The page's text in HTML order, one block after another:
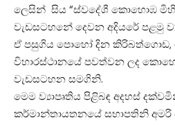
ලෙසින් සිය “ස්වදේශී කොහොඹ
වැඩසටහනේ දෙවන අදියරේ පළමු
ඒ පසුගිය පොහෝ දින කිරිබත්ගොඩ,
විහාරස්ථානයේ පවත්වන ලද
වැඩසටහන සමගිනි.
මෙම ව්‍යාපෘතිය පිළිබඳ අදහස්
කර්මාන්තායතනයේ සභාපතිනි